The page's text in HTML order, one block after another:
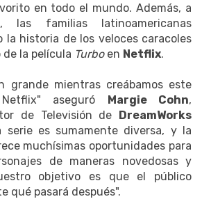
en todo el mundo. Además, a
familias latinoamericanas
la historia de los veloces caracoles
la película Turbo en Netflix.
grande mientras creábamos este
aseguró Margie Cohn,
de Televisión de DreamWorks
serie es sumamente diversa, y la
muchísimas oportunidades para
de maneras novedosas y
objetivo es que el público
qué pasará después".